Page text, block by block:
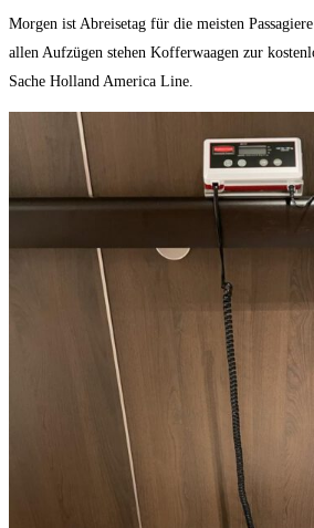
Morgen ist Abreisetag für die meisten
allen Aufzügen stehen Kofferwaagen zur
Sache Holland America Line.